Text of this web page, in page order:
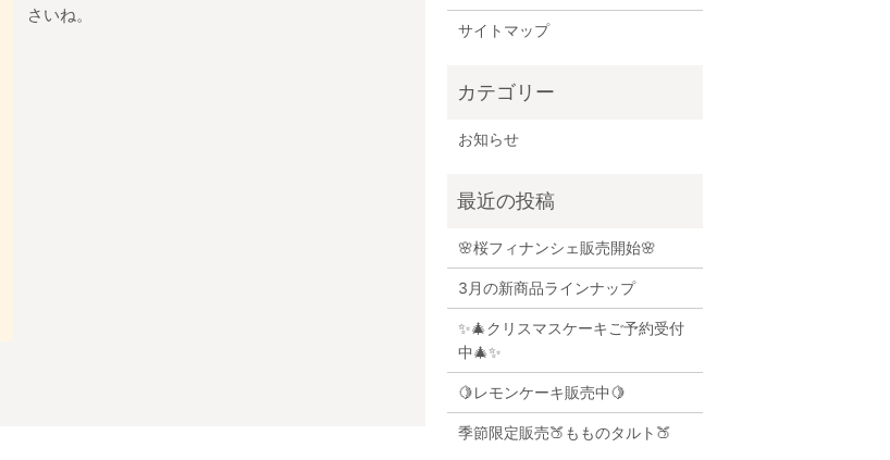
さいね。
サイトマップ
お知らせ
🌸桜フィナンシェ販売開始🌸
3月の新商品ラインナップ
✨🎄クリスマスケーキご予約受付
中🎄✨
🍋レモンケーキ販売中🍋
季節限定販売🍑もものタルト🍑